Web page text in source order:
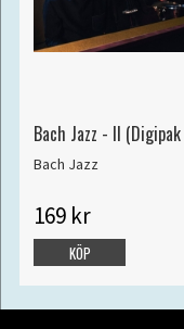
Bach Jazz - II (Digipak
Bach Jazz
169 kr
KÖP